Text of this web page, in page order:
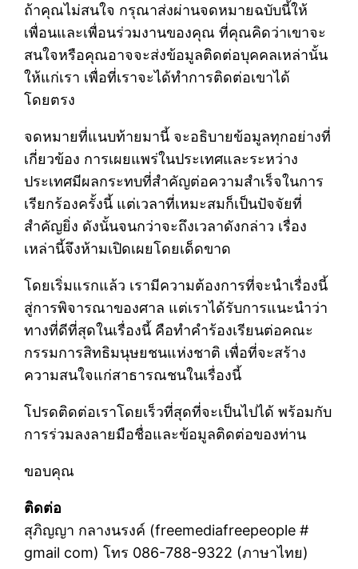
ถ้าคุณไม่สนใจ กรุณาส่งผ่านจดหมายฉบับนี้ให้
เพื่อนและเพื่อนร่วมงานของคุณ ที่คุณคิดว่าเขาจะ
สนใจหรือคุณอาจจะส่งข้อมูลติดต่อบุคคลเหล่านั้น
ให้แก่เรา เพื่อที่เราจะได้ทำการติดต่อเขาได้
โดยตรง
จดหมายที่แนบท้ายมานี้ จะอธิบายข้อมูลทุกอย่างที่
เกี่ยวข้อง การเผยแพร่ในประเทศและระหว่าง
ประเทศมีผลกระทบที่สำคัญต่อความสำเร็จในการ
เรียกร้องครั้งนี้ แต่เวลาที่เหมะสมก็เป็นปัจจัยที่
สำคัญยิ่ง ดังนั้นจนกว่าจะถึงเวลาดังกล่าว เรื่อง
เหล่านี้จึงห้ามเปิดเผยโดยเด็ดขาด
โดยเริ่มแรกแล้ว เรามีความต้องการที่จะนำเรื่องนี้
สู่การพิจารณาของศาล แต่เราได้รับการแนะนำว่า
ทางที่ดีที่สุดในเรื่องนี้ คือทำคำร้องเรียนต่อคณะ
กรรมการสิทธิมนุษยชนแห่งชาติ เพื่อที่จะสร้าง
ความสนใจแก่สาธารณชนในเรื่องนี้
โปรดติดต่อเราโดยเร็วที่สุดที่จะเป็นไปได้ พร้อมกับ
การร่วมลงลายมือชื่อและข้อมูลติดต่อของท่าน
ขอบคุณ
ติดต่อ
สุภิญญา กลางนรงค์ (freemediafreepeople #
gmail com) โทร 086-788-9322 (ภาษาไทย)